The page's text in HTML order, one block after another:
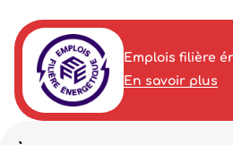
Emplois filière
En savoir plus